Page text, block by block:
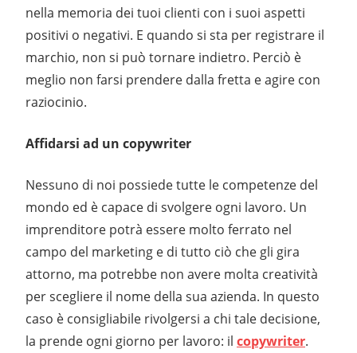
nella memoria dei tuoi clienti con i suoi aspetti
positivi o negativi. E quando si sta per registrare il
marchio, non si può tornare indietro. Perciò è
meglio non farsi prendere dalla fretta e agire con
raziocinio.
Affidarsi ad un copywriter
Nessuno di noi possiede tutte le competenze del
mondo ed è capace di svolgere ogni lavoro. Un
imprenditore potrà essere molto ferrato nel
campo del marketing e di tutto ciò che gli gira
attorno, ma potrebbe non avere molta creatività
per scegliere il nome della sua azienda. In questo
caso è consigliabile rivolgersi a chi tale decisione,
la prende ogni giorno per lavoro: il copywriter.